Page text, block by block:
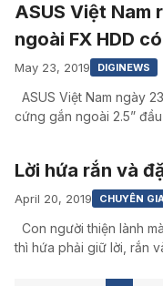
ASUS Việt Nam
ngoài FX HDD
May 23, 2019 DIGINEWS
ASUS Việt Nam ngày
cứng gắn ngoài 2.5”
Lời hứa rắn và
April 20, 2019 CHUYÊN
Con người thiện lành
thì hứa phải giữ lời, rắn